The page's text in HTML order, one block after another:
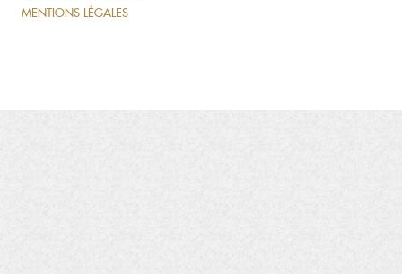
MENTIONS LÉGALES